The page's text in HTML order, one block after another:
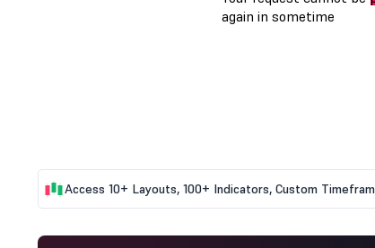
Access 10+ Layouts, 100+ Indicators, Custom